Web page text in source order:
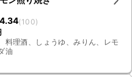
4.34(100)
料理酒、しょうゆ、みりん、レモ
油